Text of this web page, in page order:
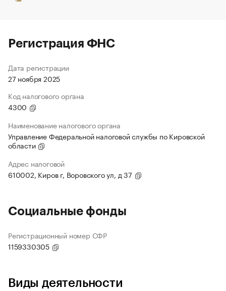
Регистрация ФНС
Дата регистрации
27 ноября 2025
Код налогового органа
4300
Наименование налогового органа
Управление Федеральной налоговой службы по Кировской
области
Адрес налоговой
610002, Киров г, Воровского ул, д 37
Социальные фонды
Регистрационный номер СФР
1159330305
Виды деятельности